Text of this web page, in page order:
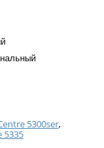
5300ser,
5335